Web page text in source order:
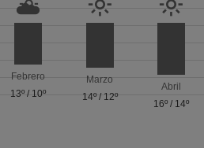
Febrero
13º / 10º
Marzo
14º/ 12º
Abril
16º / 14º